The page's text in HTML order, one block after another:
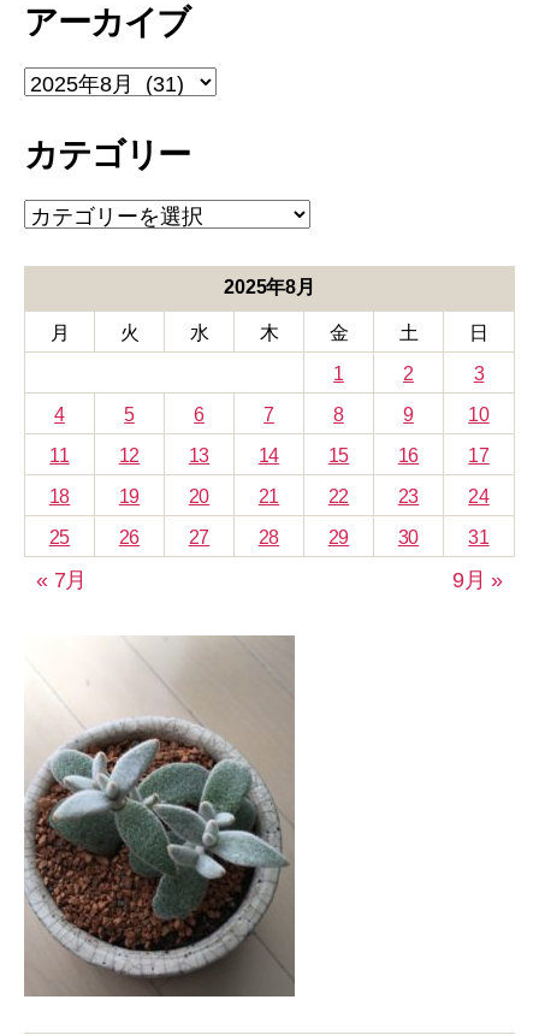
アーカイブ
ア
ー
イ
カテゴリー
カ
テ
ー
2025年8月
月 火 水 木 金 土
日
1
2
3
4
5 6 7 8 9
10
11
12 13 14 15 16
17
18
19 20 21 22 23
24
25
26 27 28 29 30 31
« 7月 9月 »